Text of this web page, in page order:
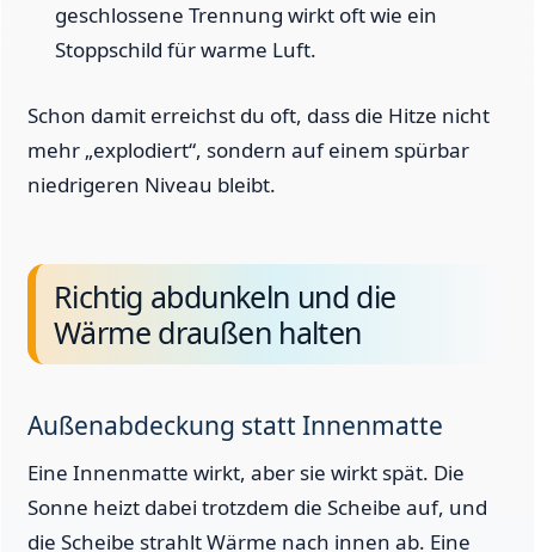
geschlossene Trennung wirkt oft wie ein
Stoppschild für warme Luft.
Schon damit erreichst du oft, dass die Hitze nicht
mehr „explodiert“, sondern auf einem spürbar
niedrigeren Niveau bleibt.
Richtig abdunkeln und die
Wärme draußen halten
Außenabdeckung statt Innenmatte
Eine Innenmatte wirkt, aber sie wirkt spät. Die
Sonne heizt dabei trotzdem die Scheibe auf, und
die Scheibe strahlt Wärme nach innen ab. Eine